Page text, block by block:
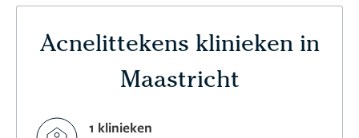
Acnelittekens klinieken in
Maastricht
1 klinieken